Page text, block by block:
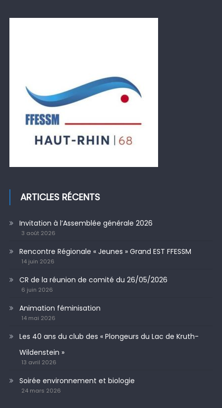
ARTICLES RÉCENTS
Invitation à l’Assemblée générale 2026
3 août 2026
Rencontre Régionale « Jeunes » Grand EST FFESSM
14 juin 2026
CR de la réunion de comité du 26/05/2026
6 juin 2026
Animation féminisation
14 mai 2026
Les 40 ans du club des « Plongeurs du Lac de Kruth-
Wildenstein »
13 avril 2026
Soirée environnement et biologie
24 mars 2026